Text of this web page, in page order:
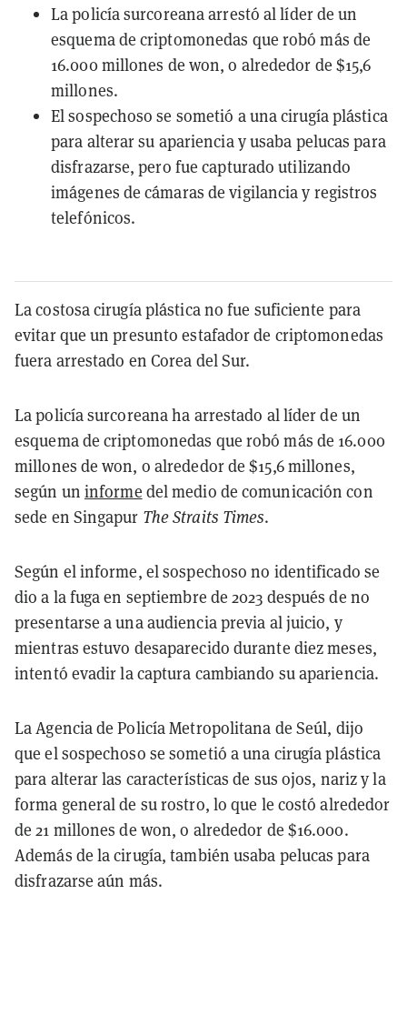
La policía surcoreana arrestó al líder de un
esquema de criptomonedas que robó más de
16.000 millones de won, o alrededor de $15,6
millones.
El sospechoso se sometió a una cirugía plástica
para alterar su apariencia y usaba pelucas para
disfrazarse, pero fue capturado utilizando
imágenes de cámaras de vigilancia y registros
telefónicos.
La costosa cirugía plástica no fue suficiente para
evitar que un presunto estafador de criptomonedas
fuera arrestado en Corea del Sur.
La policía surcoreana ha arrestado al líder de un
esquema de criptomonedas que robó más de 16.000
millones de won, o alrededor de $15,6 millones,
según un informe del medio de comunicación con
sede en Singapur The Straits Times.
Según el informe, el sospechoso no identificado se
dio a la fuga en septiembre de 2023 después de no
presentarse a una audiencia previa al juicio, y
mientras estuvo desaparecido durante diez meses,
intentó evadir la captura cambiando su apariencia.
La Agencia de Policía Metropolitana de Seúl, dijo
que el sospechoso se sometió a una cirugía plástica
para alterar las características de sus ojos, nariz y la
forma general de su rostro, lo que le costó alrededor
de 21 millones de won, o alrededor de $16.000.
Además de la cirugía, también usaba pelucas para
disfrazarse aún más.